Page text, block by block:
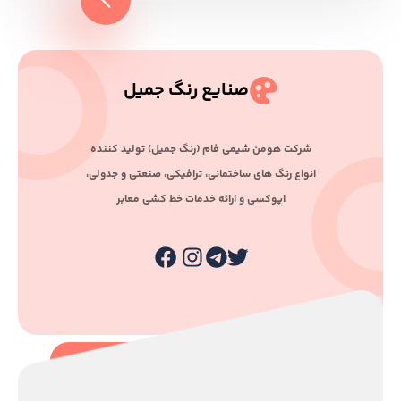
صنایع رنگ جمیل
ﺷﺮﮐﺖ ﻫﻮﻣﻦ ﺷﯿﻤﯽ ﻓﺎم (رﻧﮓ ﺟﻤﯿﻞ) ﺗﻮﻟﯿﺪ ﮐﻨﻨﺪه
اﻧﻮاع رﻧﮓ ﻫﺎی ﺳﺎﺧﺘﻤﺎﻧﯽ، ﺗﺮاﻓﯿﮑﯽ، ﺻﻨﻌﺘﯽ و ﺟﺪوﻟﯽ،
اﭘﻮﮐﺴﯽ و اراﺋﻪ ﺧﺪﻣﺎت ﺧﻂ ﮐﺸﯽ ﻣﻌﺎﺑﺮ